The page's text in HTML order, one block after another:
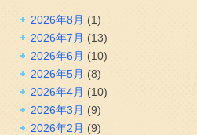
2026年8月 (1)
2026年7月 (13)
2026年6月 (10)
2026年5月 (8)
2026年4月 (10)
2026年3月 (9)
2026年2月 (9)